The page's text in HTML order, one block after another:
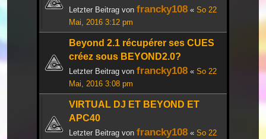
Letzter Beitrag von francky108 « So 22
Mai, 2016 3:12 pm
Beyond 2.1 récupérer ses CUES
créez sous BEYOND2.0?
Letzter Beitrag von francky108 « So 22
Mai, 2016 3:08 pm
VIRTUAL DJ ET BEYOND ET
APC40
Letzter Beitrag von francky108 « So 22